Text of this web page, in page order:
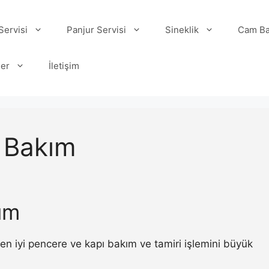
Panjur Servisi Sineklik Cam
İletişim
iyi pencere ve kapı bakım ve tamiri işlemini büyük